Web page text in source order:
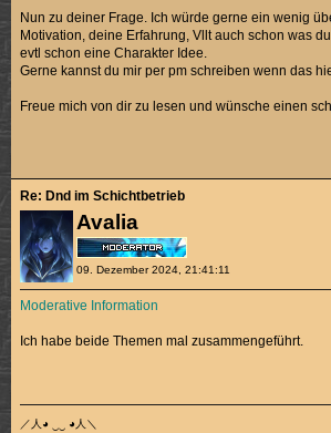
Nun zu deiner Frage. Ich würde gerne ein wenig
Motivation, deine Erfahrung, Vllt auch schon was
evtl schon eine Charakter Idee.
Gerne kannst du mir per pm schreiben wenn das
Freue mich von dir zu lesen und wünsche einen
Avalia
09. Dezember 2024, 21:41:11
Re: Dnd im Schichtbetrieb
Moderative Information
Ich habe beide Themen mal zusammengeführt.
／人◕ ‿‿ ◕人＼